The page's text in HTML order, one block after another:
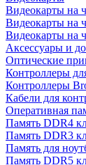
Видеокарты на
Видеокарты на
Видеокарты на
Аксессуары и
Оптические
Контроллеры
Контроллеры
Кабели для
Оперативная
Память DDR4
Память DDR3
Память для
Память DDR5